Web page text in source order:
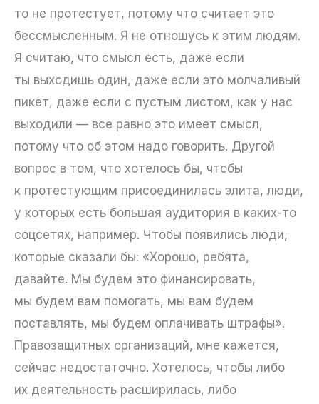
то не протестует, потому что считает это
бессмысленным. Я не отношусь к этим людям.
Я считаю, что смысл есть, даже если
ты выходишь один, даже если это молчаливый
пикет, даже если с пустым листом, как у нас
выходили — все равно это имеет смысл,
потому что об этом надо говорить. Другой
вопрос в том, что хотелось бы, чтобы
к протестующим присоединилась элита, люди,
у которых есть большая аудитория в каких-то
соцсетях, например. Чтобы появились люди,
которые сказали бы: «Хорошо, ребята,
давайте. Мы будем это финансировать,
мы будем вам помогать, мы вам будем
поставлять, мы будем оплачивать штрафы».
Правозащитных организаций, мне кажется,
сейчас недостаточно. Хотелось, чтобы либо
их деятельность расширилась, либо